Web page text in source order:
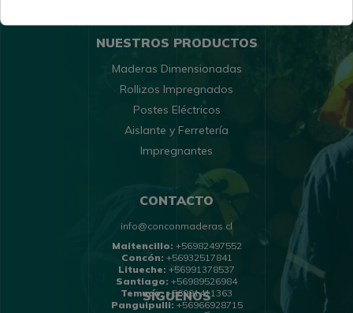
NUESTROS PRODUCTOS
Maderas Dimensionadas
Rollizos Impregnados
Postes Eléctricos
Aislante y Ferretería
Impregnantes
CONTACTO
info@conconmaderas.cl
Maitencillo: +56982497552
Concón: +56932517841
Litueche: +56991378537
Santiago: +56989526984
Temuco:+56991411363
Panguipulli: +56966928715
SÍGUENOS